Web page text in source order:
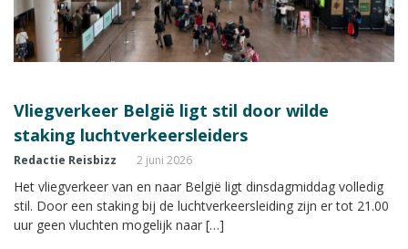
Vliegverkeer België ligt stil door wilde
staking luchtverkeersleiders
Redactie Reisbizz 2 juni 2026
Het vliegverkeer van en naar België ligt dinsdagmiddag volledig
stil. Door een staking bij de luchtverkeersleiding zijn er tot 21.00
uur geen vluchten mogelijk naar […]